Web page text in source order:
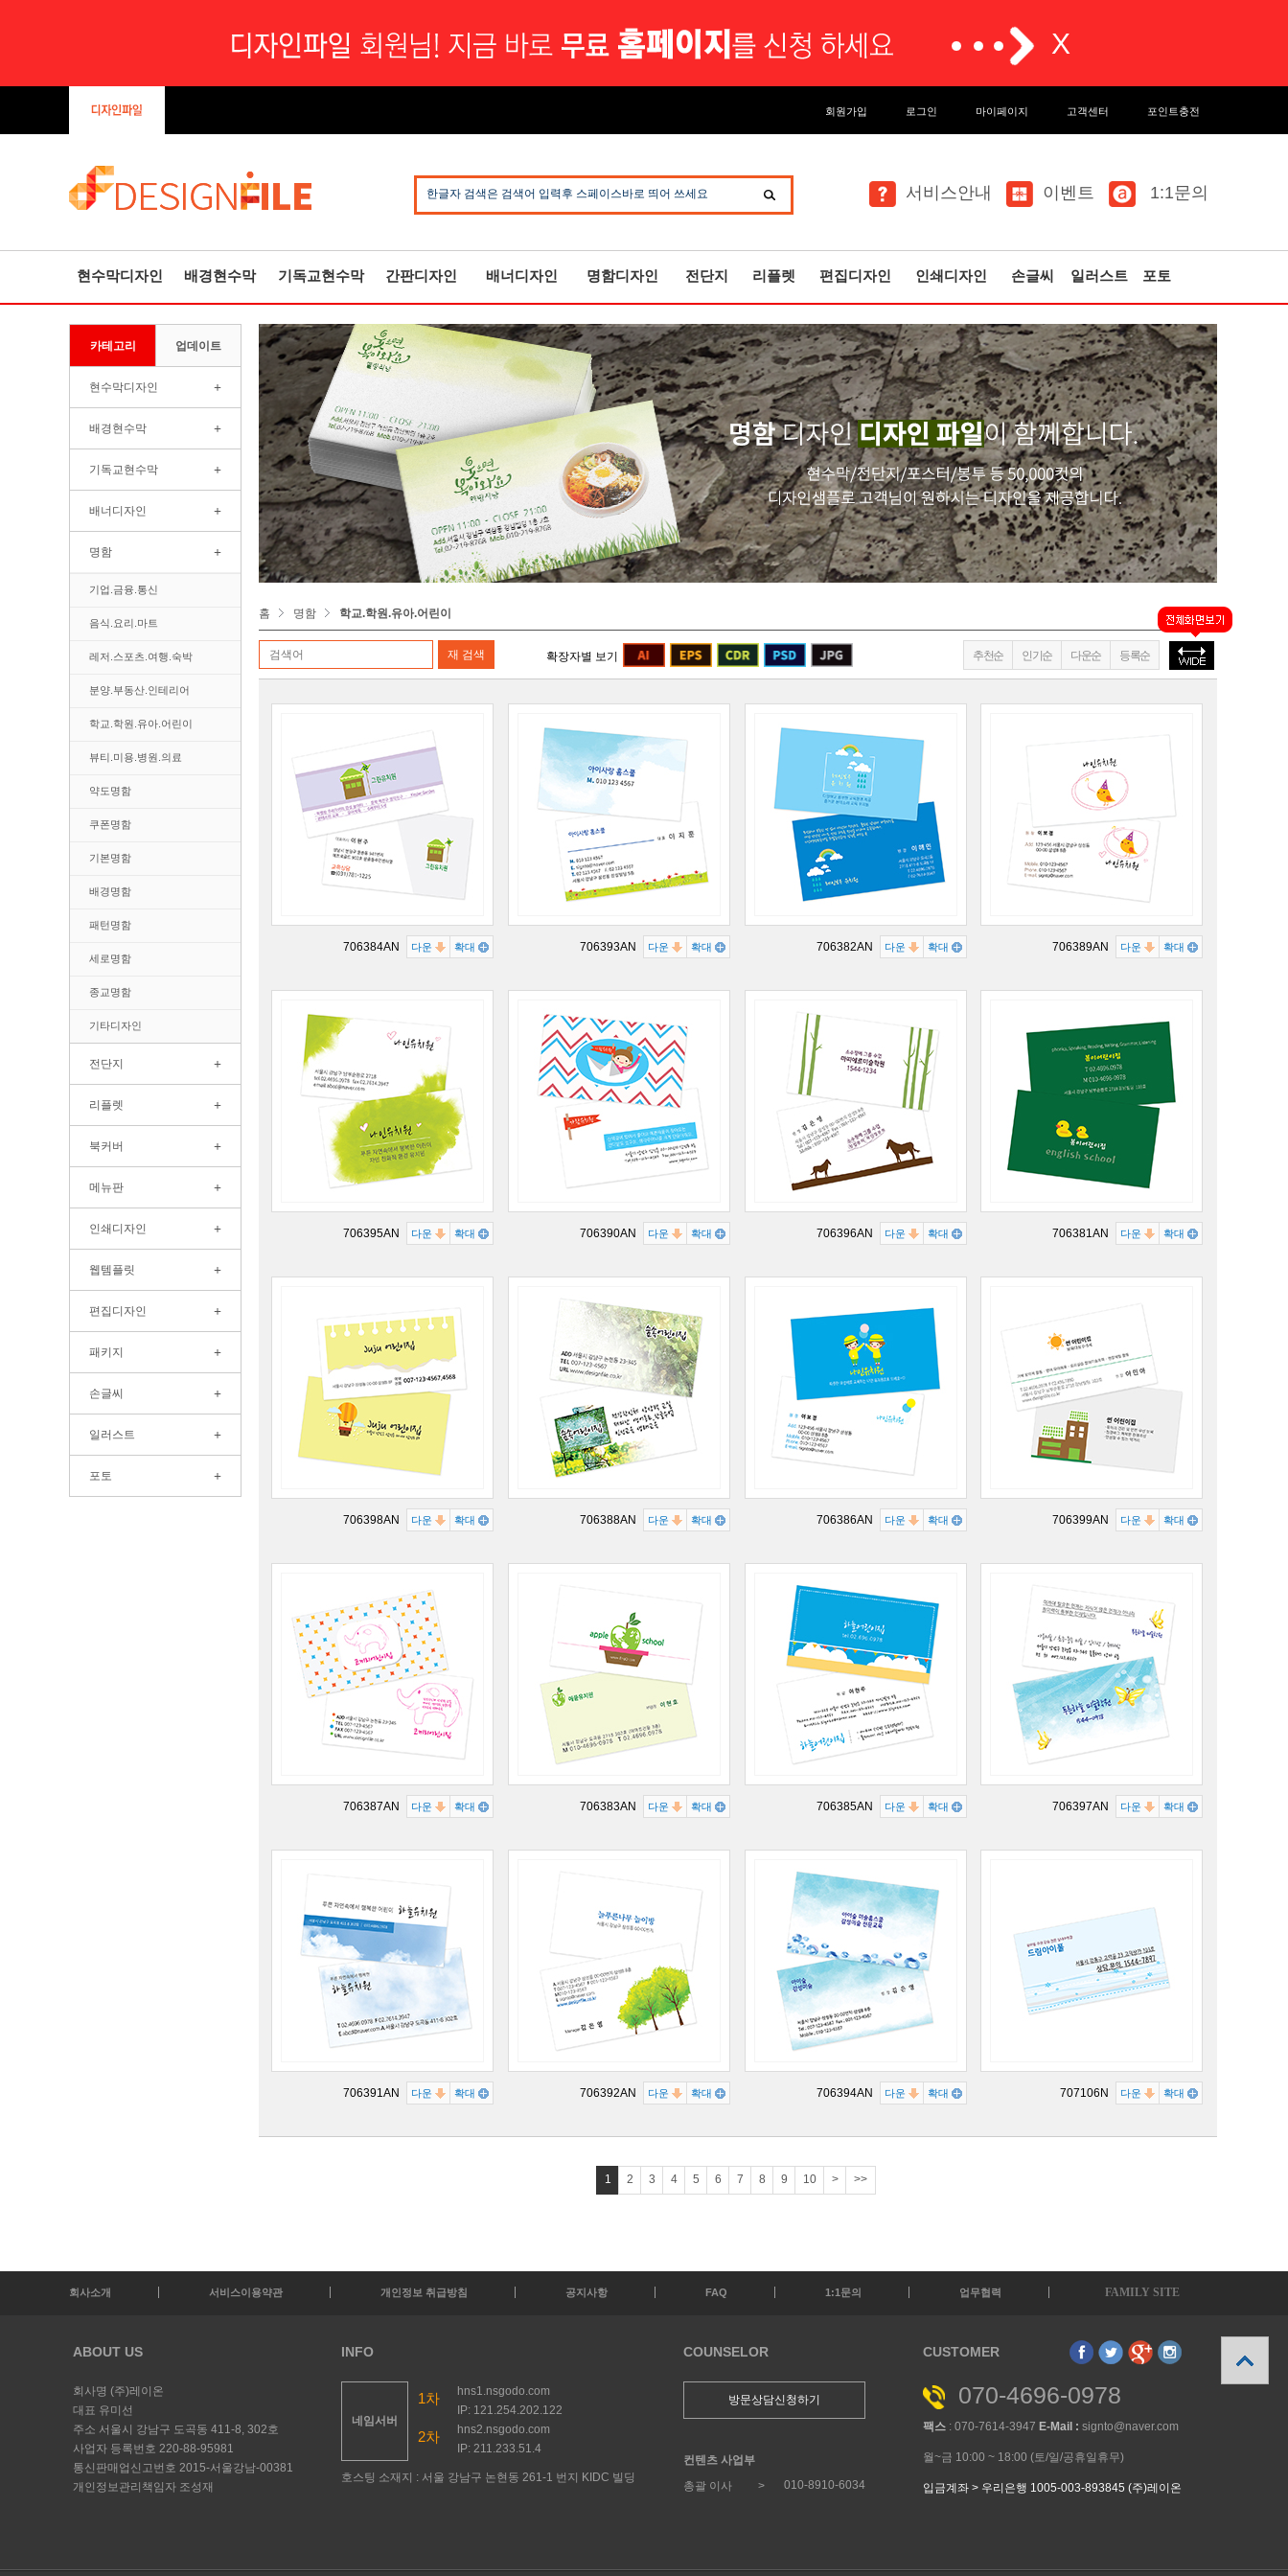
회원가입 로그인 마이페이지 고객센터 포인트충전
한글자 검색은 검색어 입력후 스페이스바로 띄어 쓰세요 서비스안내 이벤트 1:1문의
현수막디자인 배경현수막 기독교현수막 간판디자인 배너디자인 명함디자인 전단지 리플렛 편집디자인 인쇄디자인 손글씨 일러스트 포토
카테고리 업데이트
현수막디자인 +
배경현수막 +
기독교현수막 +
배너디자인 +
명함 +
기업.금융.통신
음식.요리.마트
레저.스포츠.여행.숙박
분양.부동산.인테리어
학교.학원.유아.어린이
뷰티.미용.병원.의료
약도명함
쿠폰명함
기본명함
배경명함
패턴명함
세로명함
종교명함
기타디자인
전단지 +
리플렛 +
북커버 +
메뉴판 +
인쇄디자인 +
웹템플릿 +
편집디자인 +
패키지 +
손글씨 +
일러스트 +
포토 +
홈 명함 학교.학원.유아.어린이
확장자별 보기 등록순
다운순
인기순
추천순
706384AN 다운 확대 706393AN 다운 확대 706382AN 다운 확대 706389AN 다운 확대
706395AN 다운 확대 706390AN 다운 확대 706396AN 다운 확대 706381AN 다운 확대
706398AN 다운 확대 706388AN 다운 확대 706386AN 다운 확대 706399AN 다운 확대
706387AN 다운 확대 706383AN 다운 확대 706385AN 다운 확대 706397AN 다운 확대
706391AN 다운 확대 706392AN 다운 확대 706394AN 다운 확대 707106N 다운 확대
1 2 3 4 5 6 7 8 9 10 > >>
FAMILY SITE
회사소개 서비스이용약관 개인정보 취급방침 공지사항 FAQ 1:1문의 업무협력
ABOUT US
회사명 (주)레이온
대표 유미선
주소 서울시 강남구 도곡동 411-8, 302호
사업자 등록번호 220-88-95981
통신판매업신고번호 2015-서울강남-00381
개인정보관리책임자 조성재
INFO
네임서버
1차
hns1.nsgodo.com
IP: 121.254.202.122
2차
hns2.nsgodo.com
IP: 211.233.51.4
호스팅 소재지 : 서울 강남구 논현동 261-1 번지 KIDC 빌딩
COUNSELOR
방문상담신청하기
컨텐츠 사업부
총괄 이사 >
010-8910-6034
CUSTOMER
070-4696-0978
팩스 : 070-7614-3947 E-Mail : signto@naver.com
월~금 10:00 ~ 18:00 (토/일/공휴일휴무)
입금계좌 > 우리은행 1005-003-893845 (주)레이온